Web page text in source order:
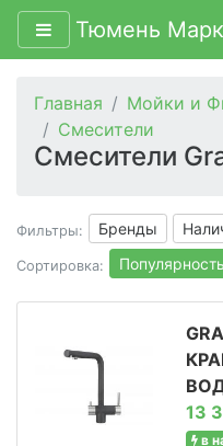
Тюмень
Главная
Мойки и
Смесители
Смесители
Фильтры: Бренды
Сортировка: Популярность
13
в